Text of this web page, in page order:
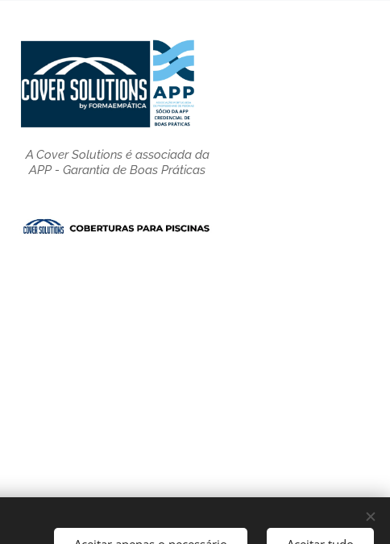
A Cover Solutions é associada da
APP - Garantia de Boas Práticas